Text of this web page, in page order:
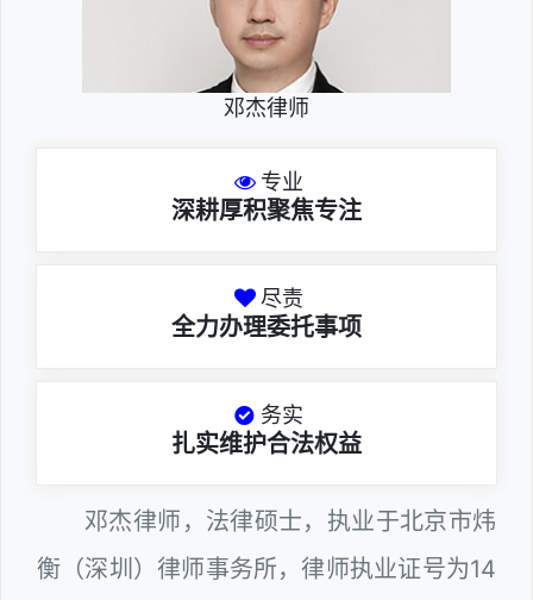
邓杰律师
专业
深耕厚积聚焦专注
尽责
全力办理委托事项
务实
扎实维护合法权益
邓杰律师，法律硕士，执业于北京市炜
衡（深圳）律师事务所，律师执业证号为14